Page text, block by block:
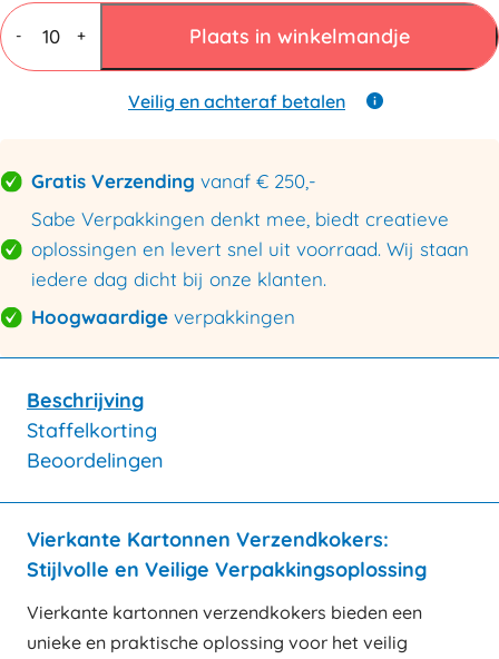
-
Long
Box
verzendkoker
105x105x1100mm
+ Plaats in winkelmandje
Veilig en achteraf betalen
Gratis Verzending vanaf € 250,-
Sabe Verpakkingen denkt mee, biedt creatieve
oplossingen en levert snel uit voorraad. Wij staan
iedere dag dicht bij onze klanten.
Hoogwaardige verpakkingen
Beschrijving
Staffelkorting
Beoordelingen
Vierkante Kartonnen Verzendkokers:
Stijlvolle en Veilige Verpakkingsoplossing
Vierkante kartonnen verzendkokers bieden een
unieke en praktische oplossing voor het veilig